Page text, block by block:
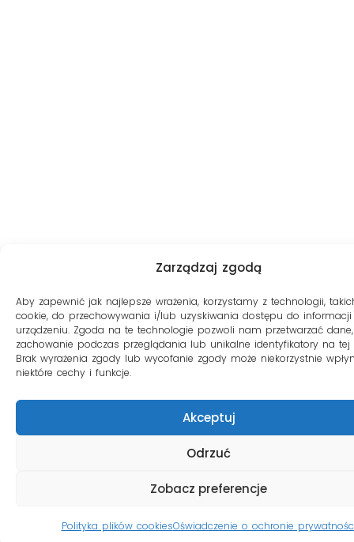
Zarządzaj zgodą
Aby zapewnić jak najlepsze wrażenia, korzystamy z technologii,
cookie, do przechowywania i/lub uzyskiwania dostępu do
urządzeniu. Zgoda na te technologie pozwoli nam przetwarzać
zachowanie podczas przeglądania lub unikalne identyfikatory na tej
Brak wyrażenia zgody lub wycofanie zgody może niekorzystnie
niektóre cechy i funkcje.
Akceptuj
Odrzuć
Zobacz preferencje
Polityka plików cookiesOświadczenie o ochronie